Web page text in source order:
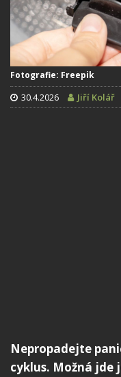
Fotografie: Freepik
30.4.2026 Jiří Kolář
Nepropadejte
cyklus. Možná jde